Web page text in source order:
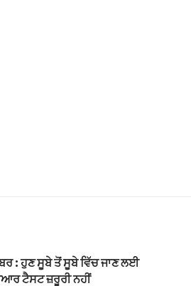
: ਹੁਣ ਸੂਬੇ ਤੋਂ ਸੂਬੇ ਵਿੱਚ ਜਾਣ ਲਈ
ਟੈਸਟ ਜ਼ਰੂਰੀ ਨਹੀਂ